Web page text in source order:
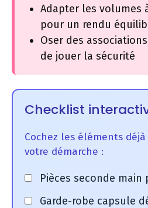
Adapter les volumes
pour un rendu
Oser des
de jouer la sécurité
Checklist
Cochez les éléments
votre démarche :
Pièces seconde main
Garde-robe capsule